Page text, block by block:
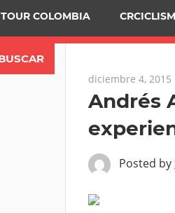
TOUR COLOMBIA
diciembre 4, 2015
Andrés
Posted by